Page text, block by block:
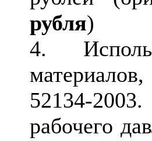
рубля)
52134-
рабочего